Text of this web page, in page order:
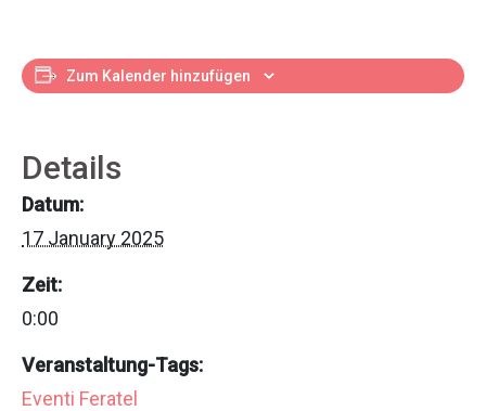
Zum Kalender hinzufügen
Details
Datum:
17 January 2025
Zeit:
0:00
Veranstaltung-Tags:
Eventi Feratel